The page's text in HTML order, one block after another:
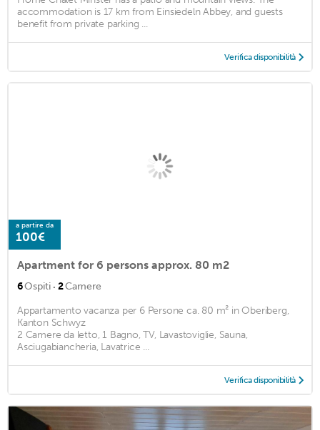
accommodation is 17 km from Einsiedeln Abbey, and guests
benefit from private parking ...
Verifica disponibilità
a partire da
100€
Apartment for 6 persons approx. 80 m2
6Ospiti · 2Camere
Appartamento vacanza per 6 Persone ca. 80 m² in Oberiberg,
Kanton Schwyz
2 Camere da letto, 1 Bagno, TV, Lavastoviglie, Sauna,
Asciugabiancheria, Lavatrice ...
Verifica disponibilità